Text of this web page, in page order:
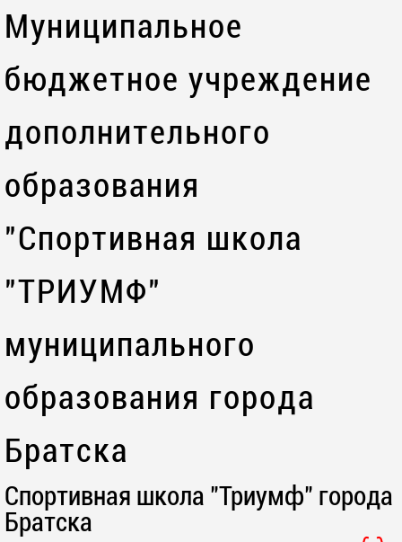
Муниципальное
бюджетное учреждение
дополнительного
образования
"Спортивная школа
"ТРИУМФ"
муниципального
образования города
Братска
Спортивная школа "Триумф" города
Братска